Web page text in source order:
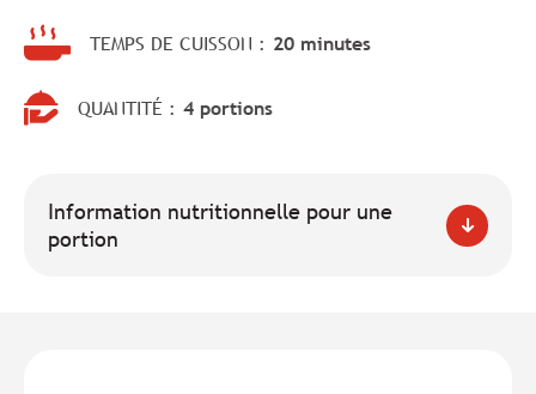
TEMPS DE CUISSON : 20 minutes
QUANTITÉ : 4 portions
Information nutritionnelle pour une
portion